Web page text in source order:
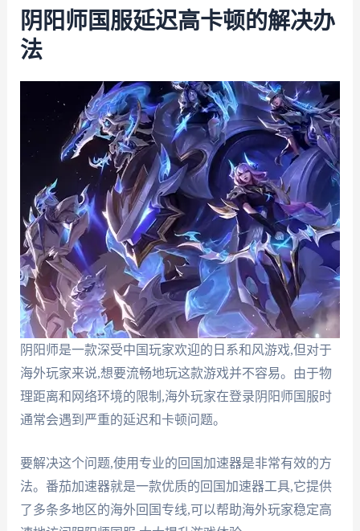
阴阳师国服延迟高卡顿的解决办
法
阴阳师是一款深受中国玩家欢迎的日系和风游戏,但对于
海外玩家来说,想要流畅地玩这款游戏并不容易。由于物
理距离和网络环境的限制,海外玩家在登录阴阳师国服时
通常会遇到严重的延迟和卡顿问题。
要解决这个问题,使用专业的回国加速器是非常有效的方
法。番茄加速器就是一款优质的回国加速器工具,它提供
了多条多地区的海外回国专线,可以帮助海外玩家稳定高